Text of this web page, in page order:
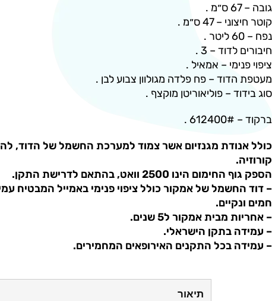
גובה – 67 ס״מ .
קוטר חיצוני – 47 ס״מ .
נפח – 60 ליטר .
חיבורים לדוד – 3 .
ציפוי פנימי – אמאיל .
מעטפת הדוד – פח פלדה מגולוון צבוע לבן .
סוג בידוד – פוליאוריטן מוקצף .
ברקוד – 612400# .
כולל אנודת מגנזיום אשר צמוד למערכת החשמל של הדוד,
קורוזיה.
הספק גוף החימום הינו 2500 וואט, בהתאם לדרישת התקן.
– דוד החשמל של אמקור כולל ציפוי פנימי באמייל המבטיח
חמים ונקיים.
– אחריות מבית אמקור ל5 שנים.
– עמידה בתקן הישראלי.
– עמידה בכל התקנים האירופאים המחמירים.
תיאור